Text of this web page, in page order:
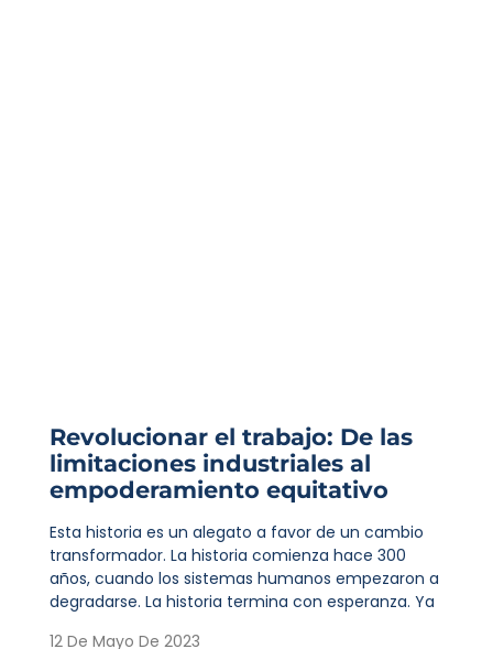
Revolucionar el trabajo: De las
limitaciones industriales al
empoderamiento equitativo
Esta historia es un alegato a favor de un cambio
transformador. La historia comienza hace 300
años, cuando los sistemas humanos empezaron a
degradarse. La historia termina con esperanza. Ya
12 De Mayo De 2023